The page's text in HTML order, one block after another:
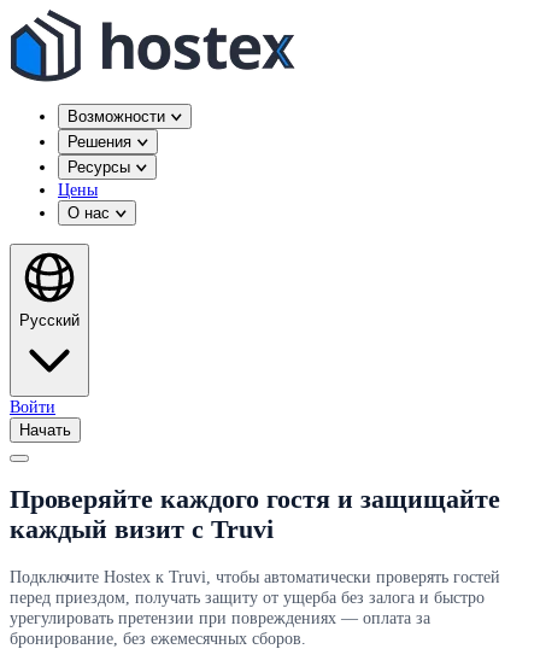
Возможности
Решения
Ресурсы
Цены
О нас
Русский
Войти
Начать
Проверяйте каждого гостя и защищайте
каждый визит с Truvi
Подключите Hostex к Truvi, чтобы автоматически проверять гостей
перед приездом, получать защиту от ущерба без залога и быстро
урегулировать претензии при повреждениях — оплата за
бронирование, без ежемесячных сборов.